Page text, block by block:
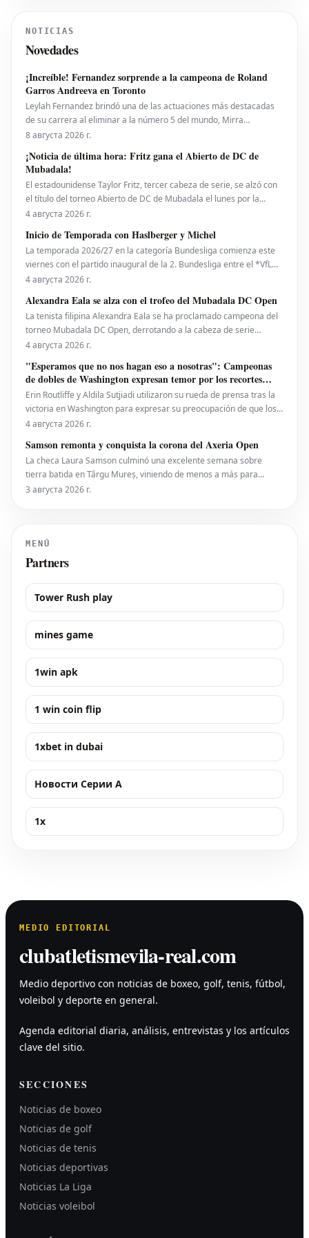
NOTICIAS
Novedades
¡Increíble! Fernandez sorprende a la campeona de Roland
Garros Andreeva en Toronto
Leylah Fernandez brindó una de las actuaciones más destacadas
de su carrera al eliminar a la número 5 del mundo, Mirra
Andreeva, con un contundente 6-1, 6-4 el viernes por la noche. Con
Bank Open presentado por Rogers en Toront
8 августа 2026 г.
¡Noticia de última hora: Fritz gana el Abierto de DC de
Mubadala!
El estadounidense Taylor Fritz, tercer cabeza de serie, se alzó con
el título del torneo Abierto de DC de Mubadala el lunes por la
noche, tras derrotar al español Rafael Jodar por 7-6 (2), 6-4. Este es
10 del ranking mundial, habí
4 августа 2026 г.
Inicio de Temporada con Haslberger y Michel
La temporada 2026/27 en la categoría Bundesliga comienza este
viernes con el partido inaugural de la 2. Bundesliga entre el *VfL
Bochum* y el *Hertha BSC*. El encuentro será dirigido por
y **Martin Speckner**. **Tom Bauer** eje
4 августа 2026 г.
Alexandra Eala se alza con el trofeo del Mubadala DC Open
La tenista filipina Alexandra Eala se ha proclamado campeona del
torneo Mubadala DC Open, derrotando a la cabeza de serie
número uno, la estadounidense Jessica Pegula, con un marcador
puesto 28 del ranking mundial, demostró su
4 августа 2026 г.
"Esperamos que no nos hagan eso a nosotras": Campeonas
de dobles de Washington expresan temor por los recortes
propuestos por la ATP que se extienden a la WTA
Erin Routliffe y Aldila Sutjiadi utilizaron su rueda de prensa tras la
victoria en Washington para expresar su preocupación de que los
recortes propuestos por la ATP en dobles puedan llegar
iniciativa separada de la ATP para colocar
4 августа 2026 г.
Samson remonta y conquista la corona del Axeria Open
La checa Laura Samson culminó una excelente semana sobre
tierra batida en Târgu Mureș, viniendo de menos a más para
derrotar a la máxima favorita, la española Kaitlin Quevedo, por 2-6,
3 августа 2026 г.
MENÚ
Partners
Tower Rush play
mines game
1win apk
1 win coin flip
1xbet in dubai
Новости Серии А
1x
MEDIO EDITORIAL
clubatletismevila-real.com
Medio deportivo con noticias de boxeo, golf, tenis, fútbol,
voleibol y deporte en general.
Agenda editorial diaria, análisis, entrevistas y los artículos
clave del sitio.
SECCIONES
Noticias de boxeo
Noticias de golf
Noticias de tenis
Noticias deportivas
Noticias La Liga
Noticias voleibol